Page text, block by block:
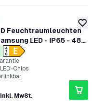
zur
Feuchtraumleuchten
LED - IP65 - 48W
- 4000K - Verlinkbar - 5
öffnen
Chips
inkl. MwSt.